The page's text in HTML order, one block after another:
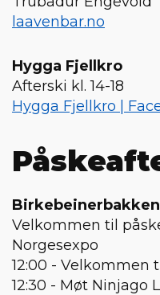
laavenbar.no
Hygga Fjellkro
Afterski kl. 14-18
Hygga Fjellkro |
Birkebeinerbakken
Velkommen til
Norgesexpo
12:00 - Velkommen
12:30 - Møt Ninjago